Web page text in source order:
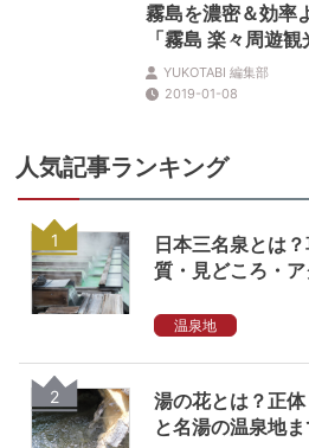
霧島を濃密＆効率
「霧島 楽々周遊観
YUKOTABI 編集部
2019-01-08
人気記事ランキング
1
日本三名泉とは
質・見どころ・
温泉地
2
湯の花とは？正
と名湯の温泉地